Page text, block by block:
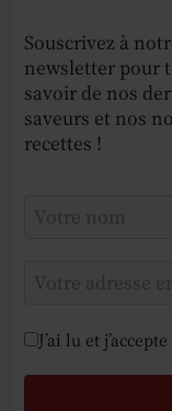
Souscrivez à
newsletter pour
savoir de nos
saveurs et nos
recettes !
Checkboxes*
J’ai lu et